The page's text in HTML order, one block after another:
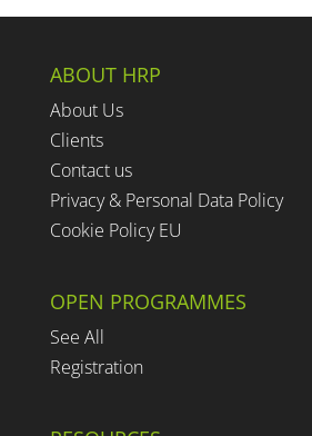
ABOUT HRP
About Us
Clients
Contact us
Privacy & Personal Data Policy
Cookie Policy EU
OPEN PROGRAMMES
See All
Registration